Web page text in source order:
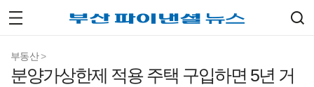
부동산>
분양가상한제 적용 주택 구입하면 5년 거